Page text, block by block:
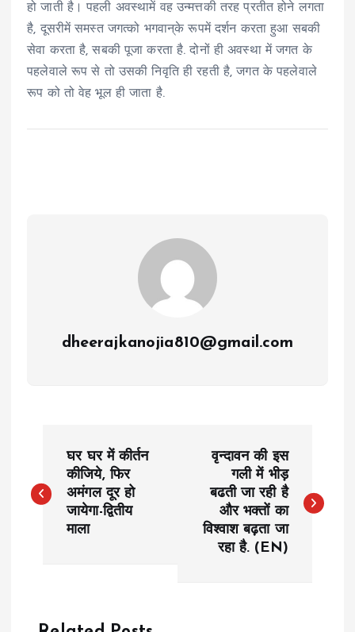
हो जाती है। पहली अवस्थामें वह उन्मत्तकी तरह प्रतीत होने लगता
है, दूसरीमें समस्त जगत्को भगवान्‌के रूपमें दर्शन करता हुआ सबकी
सेवा करता है, सबकी पूजा करता है. दोनों ही अवस्था में जगत के
पहलेवाले रूप से तो उसकी निवृति ही रहती है, जगत के पहलेवाले
रूप को तो वेह भूल ही जाता है.
dheerajkanojia810@gmail.com
o
घर घर में कीर्तन
कीजिये, फिर
अमंगल दूर हो
जायेगा-द्वितीय
माला
वृन्दावन की इस
गली में भीड़
बढती जा रही है
और भक्तों का
विश्वाश बढ़ता जा
रहा है. (EN)